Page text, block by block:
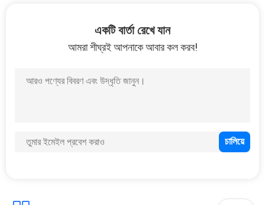
একটি বার্তা রেখে যান
আমরা শীঘ্রই আপনাকে আবার কল করব!